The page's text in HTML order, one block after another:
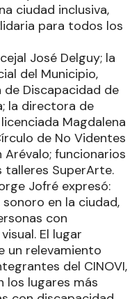
ciudad inclusiva,
para todos los
José Delguy; la
del Municipio,
Discapacidad de
la directora de
Magdalena
de No Videntes
Arévalo; funcionarios
talleres SuperArte.
Jofré expresó:
en la ciudad,
con
El lugar
un relevamiento
del CINOVI,
los lugares más